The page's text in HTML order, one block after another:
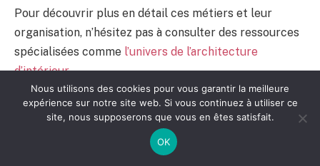
Pour découvrir plus en détail ces métiers et leur
organisation, n’hésitez pas à consulter des ressources
spécialisées comme l’univers de l’architecture
d’intérieur.
Les innovations RH et tendances
2025 autour du contrat étudiant
Nous utilisons des cookies pour vous garantir la meilleure
expérience sur notre site web. Si vous continuez à utiliser ce
site, nous supposerons que vous en êtes satisfait.
OK